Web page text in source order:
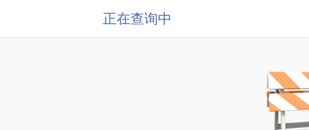
正在查询中